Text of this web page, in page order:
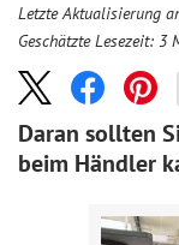
Letzte Aktualisierung
Geschätzte Lesezeit: 3
Daran sollten
beim Händler